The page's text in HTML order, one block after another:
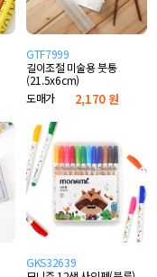
GTF7999
길이조절 미술용 붓통
(21.5x6cm)
도매가
2,170 원
GKS32639